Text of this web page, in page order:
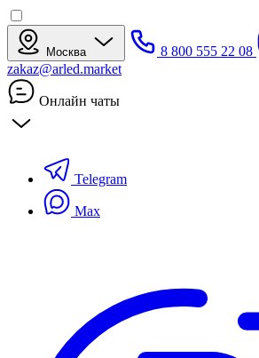
Москва
8 800 555 22 08
zakaz@arled.market
Онлайн чаты
Telegram
Max